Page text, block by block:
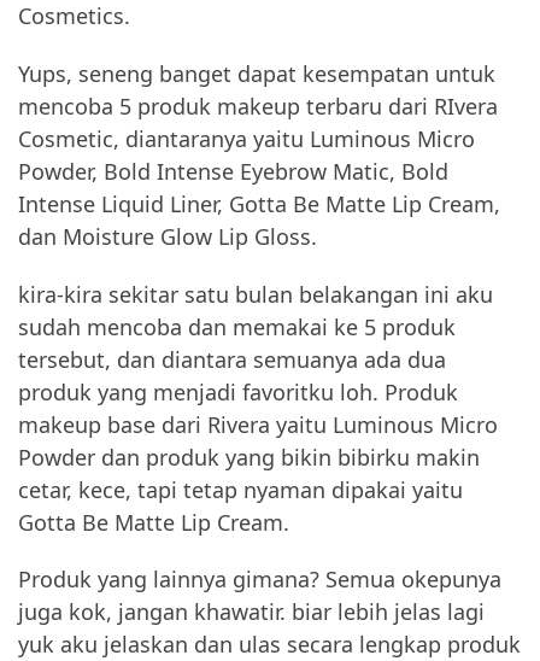
Cosmetics.
Yups, seneng banget dapat kesempatan untuk
mencoba 5 produk makeup terbaru dari RIvera
Cosmetic, diantaranya yaitu Luminous Micro
Powder, Bold Intense Eyebrow Matic, Bold
Intense Liquid Liner, Gotta Be Matte Lip Cream,
dan Moisture Glow Lip Gloss.
kira-kira sekitar satu bulan belakangan ini aku
sudah mencoba dan memakai ke 5 produk
tersebut, dan diantara semuanya ada dua
produk yang menjadi favoritku loh. Produk
makeup base dari Rivera yaitu Luminous Micro
Powder dan produk yang bikin bibirku makin
cetar, kece, tapi tetap nyaman dipakai yaitu
Gotta Be Matte Lip Cream.
Produk yang lainnya gimana? Semua okepunya
juga kok, jangan khawatir. biar lebih jelas lagi
yuk aku jelaskan dan ulas secara lengkap produk